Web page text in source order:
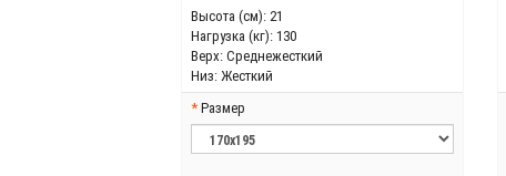
Высота (см): 21
Нагрузка (кг): 130
Верх: Среднежесткий
Низ: Жесткий
Размер